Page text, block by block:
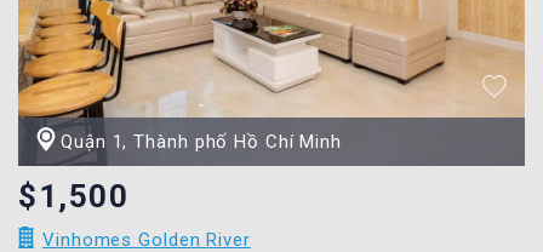
Quận 1, Thành phố Hồ Chí Minh
$1,500
Vinhomes Golden River